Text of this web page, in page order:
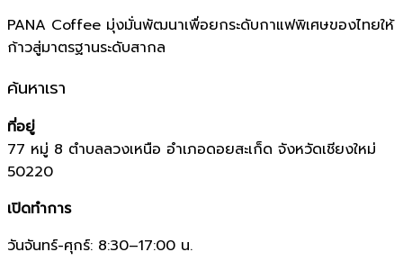
PANA Coffee มุ่งมั่นพัฒนาเพื่อยกระดับกาแฟพิเศษของไทยให้
ก้าวสู่มาตรฐานระดับสากล
ค้นหาเรา
ที่อยู่
77 หมู่ 8 ตำบลลวงเหนือ อำเภอดอยสะเก็ด จังหวัดเชียงใหม่
50220
เปิดทำการ
วันจันทร์-ศุกร์: 8:30–17:00 น.